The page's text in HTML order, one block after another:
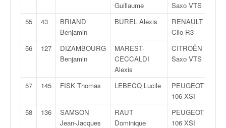
Guillaume
Saxo VTS
55
43
BRIAND
Benjamin
BUREL Alexis
RENAULT
Clio R3
56
127
DIZAMBOURG
Benjamin
MAREST-
CECCALDI
Alexis
CITROËN
Saxo VTS
57 145 FISK Thomas LEBECQ Lucile
PEUGEOT
106 XSI
58
136
SAMSON
Jean-Jacques
RAUT
Dominique
PEUGEOT
106 XSI